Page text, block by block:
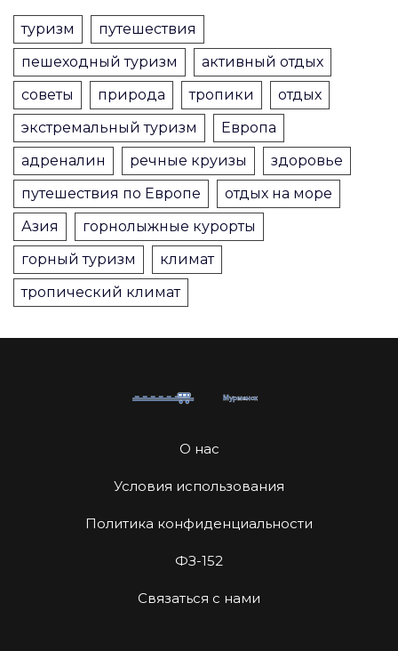
туризм
путешествия
пешеходный туризм
активный отдых
советы
природа тропики
отдых
экстремальный туризм
Европа
адреналин
речные круизы
здоровье
путешествия по Европе
отдых на море
Азия
горнолыжные курорты
горный туризм
климат
тропический климат
О нас
Условия использования
Политика конфиденциальности
ФЗ-152
Связаться с нами